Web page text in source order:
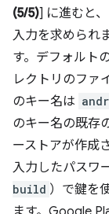
(5/5)] に進むと
入力を求められ
す。デフォルト
レクトリのファ
のキー名は
のキー名の既存
ーストアが作成
入力したパスワ
build ）で鍵を